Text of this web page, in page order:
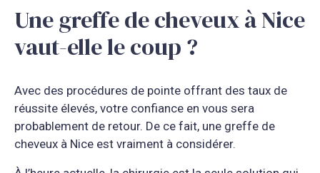
Une greffe de cheveux à Nice
vaut-elle le coup ?
Avec des procédures de pointe offrant des taux de
réussite élevés, votre confiance en vous sera
probablement de retour. De ce fait, une greffe de
cheveux à Nice est vraiment à considérer.